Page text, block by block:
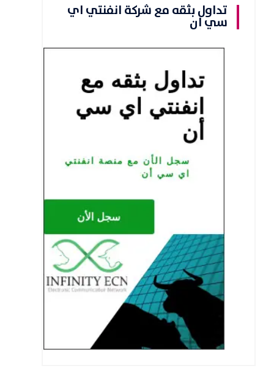
تداول بثقه مع شركة انفنتي اي
سي ان